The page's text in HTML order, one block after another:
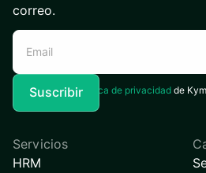
correo.
Acepto laPolítica de privacidad de
Servicios
HRM